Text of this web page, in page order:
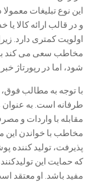
این نوع تبلیغات
و در قالب ارائه کالا
اولویت کمتری دارد.
مخاطب سعی می کند
شود، اما در رپورتاژ
با توجه به مطالب
طرفانه است. به عنوان
مقابله با واردات و
مخاطب با خواندن این
پذیرفت، تولید کننده
که حمایت این
مفید باشد. او معتقد